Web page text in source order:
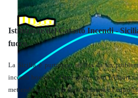
Istituzione del Catasto Incendi -
fuoco
La Sicilia è purtroppo afflitta da un
incendi boschivi. Ogni anno, vasti territori
mettendo a rischio la flora, la fauna e